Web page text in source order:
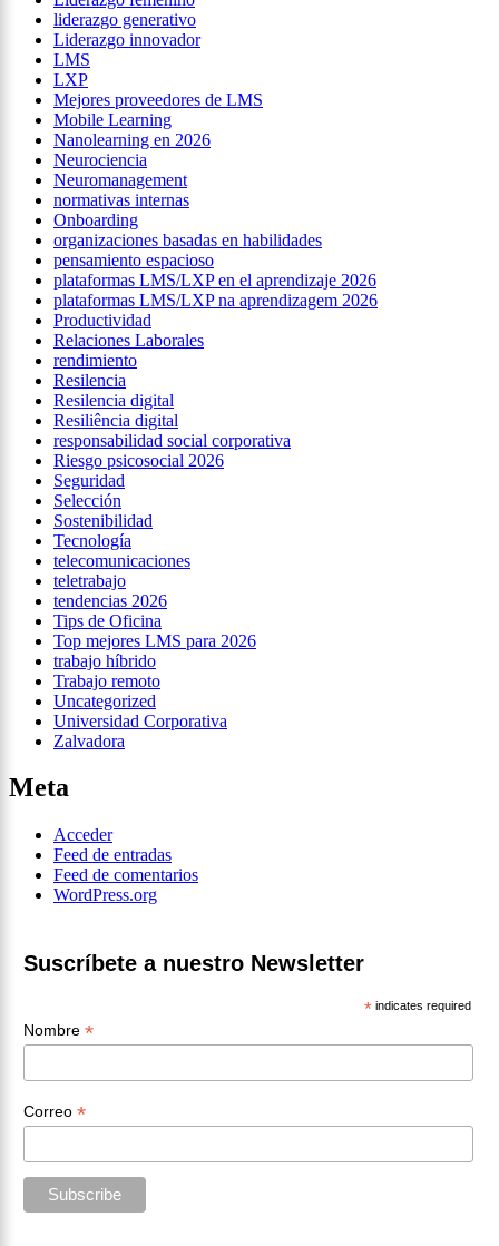
liderazgo generativo
Liderazgo innovador
LMS
LXP
Mejores proveedores de LMS
Mobile Learning
Nanolearning en 2026
Neurociencia
Neuromanagement
normativas internas
Onboarding
organizaciones basadas en habilidades
pensamiento espacioso
plataformas LMS/LXP en el aprendizaje 2026
plataformas LMS/LXP na aprendizagem 2026
Productividad
Relaciones Laborales
rendimiento
Resilencia
Resilencia digital
Resiliência digital
responsabilidad social corporativa
Riesgo psicosocial 2026
Seguridad
Selección
Sostenibilidad
Tecnología
telecomunicaciones
teletrabajo
tendencias 2026
Tips de Oficina
Top mejores LMS para 2026
trabajo híbrido
Trabajo remoto
Uncategorized
Universidad Corporativa
Zalvadora
Meta
Acceder
Feed de entradas
Feed de comentarios
WordPress.org
Suscríbete a nuestro Newsletter
* indicates required
Nombre *
Correo *